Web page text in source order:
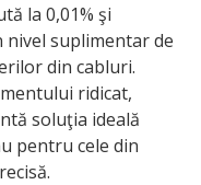
la 0,01% şi
nivel suplimentar de
din cabluri.
ridicat,
soluţia ideală
pentru cele din